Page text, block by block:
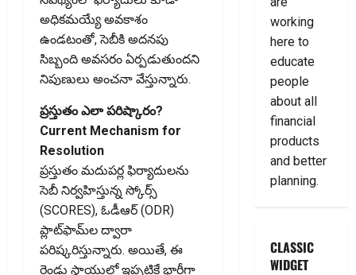
అధికమయ్యే అవకాశం
ఉండటంతో, సెబీకి అదనపు
సిబ్బంది అవసరం ఏర్పడుతుందని
నిపుణులు అంచనా వేస్తున్నారు.
ప్రస్తుతం ఎలా పరిష్కారం?
Current Mechanism for
Resolution
ప్రస్తుతం మదుపర్ల ఫిర్యాదులను
సెబీ నిర్వహిస్తున్న స్కోర్స్‌
(SCORES), ఓడీఆర్‌ (ODR)
ప్లాట్‌ఫామ్‌ల ద్వారా
పరిష్కరిస్తున్నారు. అయితే, ఈ
రెండు స్థాయుల్లో ఇప్పటికే భారీగా
working
here to
educate
people
about all
financial
products
and better
planning.
CLASSIC
WIDGET